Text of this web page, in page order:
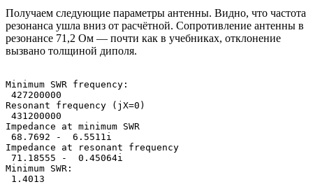
Получаем следующие параметры антенны. Видно, что частота
резонанса ушла вниз от расчётной. Сопротивление антенны в
резонансе 71,2 Ом — почти как в учебниках, отклонение
вызвано толщиной диполя.
Minimum SWR frequency:
427200000
Resonant frequency (jX=0)
431200000
Impedance at minimum SWR
68.7692 -  6.5511i
Impedance at resonant frequency
71.18555 -  0.45064i
Minimum SWR:
1.4013